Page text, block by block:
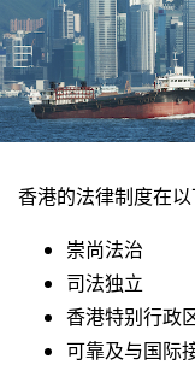
香港的法律制度在以
崇尚法治
司法独立
香港特别行政
可靠及与国际